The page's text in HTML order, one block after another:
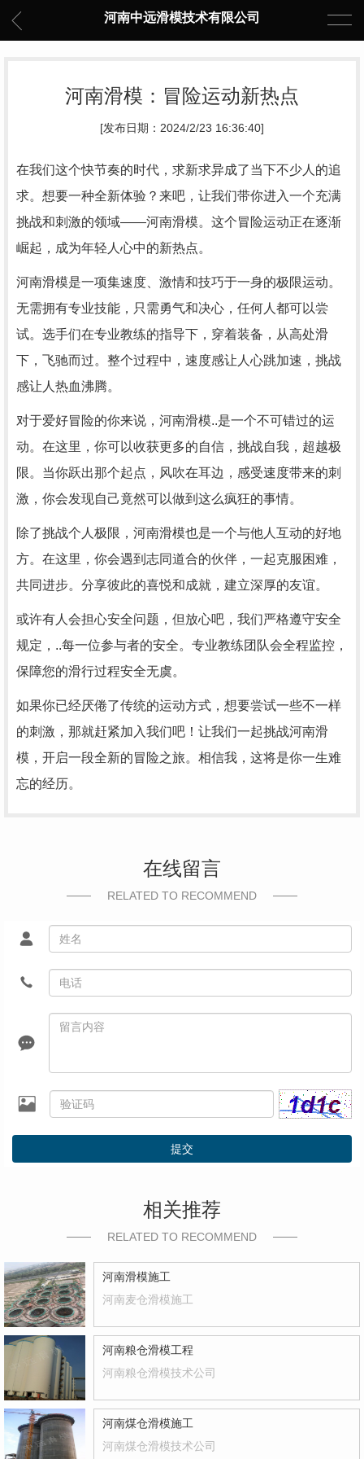
河南中远滑模技术有限公司
河南滑模：冒险运动新热点
[发布日期：2024/2/23 16:36:40]
在我们这个快节奏的时代，求新求异成了当下不少人的追
求。想要一种全新体验？来吧，让我们带你进入一个充满
挑战和刺激的领域——河南滑模。这个冒险运动正在逐渐
崛起，成为年轻人心中的新热点。
河南滑模是一项集速度、激情和技巧于一身的极限运动。
无需拥有专业技能，只需勇气和决心，任何人都可以尝
试。选手们在专业教练的指导下，穿着装备，从高处滑
下，飞驰而过。整个过程中，速度感让人心跳加速，挑战
感让人热血沸腾。
对于爱好冒险的你来说，河南滑模..是一个不可错过的运
动。在这里，你可以收获更多的自信，挑战自我，超越极
限。当你跃出那个起点，风吹在耳边，感受速度带来的刺
激，你会发现自己竟然可以做到这么疯狂的事情。
除了挑战个人极限，河南滑模也是一个与他人互动的好地
方。在这里，你会遇到志同道合的伙伴，一起克服困难，
共同进步。分享彼此的喜悦和成就，建立深厚的友谊。
或许有人会担心安全问题，但放心吧，我们严格遵守安全
规定，..每一位参与者的安全。专业教练团队会全程监控，
保障您的滑行过程安全无虞。
如果你已经厌倦了传统的运动方式，想要尝试一些不一样
的刺激，那就赶紧加入我们吧！让我们一起挑战河南滑
模，开启一段全新的冒险之旅。相信我，这将是你一生难
忘的经历。
在线留言
RELATED TO RECOMMEND
提交
相关推荐
RELATED TO RECOMMEND
河南滑模施工
河南麦仓滑模施工
河南粮仓滑模工程
河南粮仓滑模技术公司
河南煤仓滑模施工
河南煤仓滑模技术公司